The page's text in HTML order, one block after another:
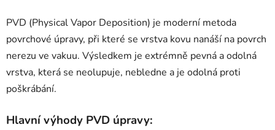
PVD (Physical Vapor Deposition) je moderní metoda
povrchové úpravy, při které se vrstva kovu nanáší na povrch
nerezu ve vakuu. Výsledkem je extrémně pevná a odolná
vrstva, která se neolupuje, nebledne a je odolná proti
poškrábání.
Hlavní výhody PVD úpravy: